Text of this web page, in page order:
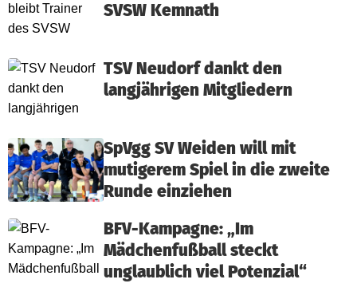
SVSW Kemnath
TSV Neudorf dankt den
langjährigen Mitgliedern
SpVgg SV Weiden will mit
mutigerem Spiel in die zweite
Runde einziehen
BFV-Kampagne: „Im
Mädchenfußball steckt
unglaublich viel Potenzial“